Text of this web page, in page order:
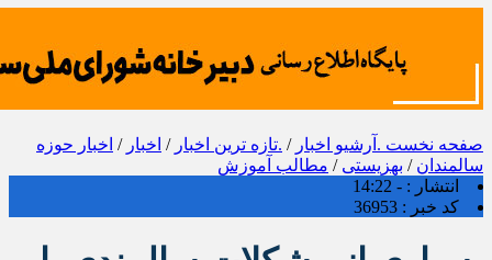
صفحه نخست .آرشیو اخبار / .تازه ترین اخبار / اخبار / اخبار حوزه
سالمندان / بهزیستی / مطالب آموزش
انتشار : - 14:22
کد خبر : 36953